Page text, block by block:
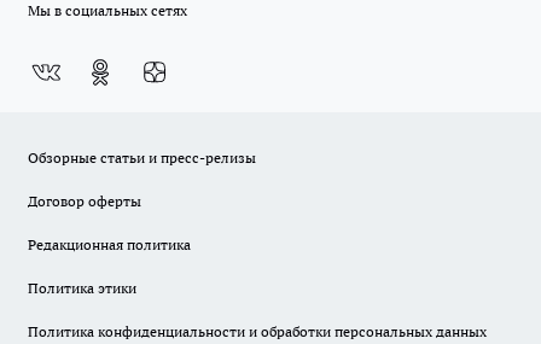
Мы в социальных сетях
Обзорные статьи и пресс-релизы
Договор оферты
Редакционная политика
Политика этики
Политика конфиденциальности и обработки персональных данных